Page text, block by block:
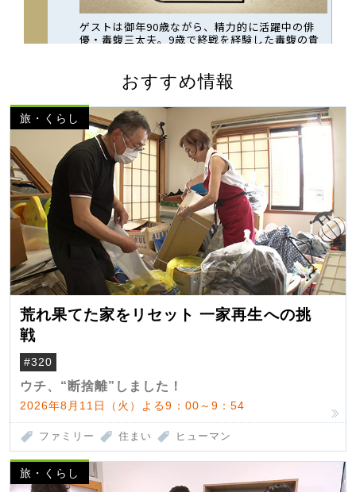
おすすめ情報
旅・くらし
荒れ果てた家をリセット 一家再生への挑
戦
#320
ウチ、“断捨離”しました！
2026年8月11日（火）よる9：00～9：54
ファミリー 住まい ヒューマン
旅・くらし